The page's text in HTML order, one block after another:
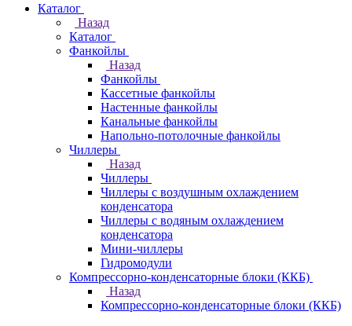
Каталог
Назад
Каталог
Фанкойлы
Назад
Фанкойлы
Кассетные фанкойлы
Настенные фанкойлы
Канальные фанкойлы
Напольно-потолочные фанкойлы
Чиллеры
Назад
Чиллеры
Чиллеры с воздушным охлаждением
конденсатора
Чиллеры с водяным охлаждением
конденсатора
Мини-чиллеры
Гидромодули
Компрессорно-конденсаторные блоки (ККБ)
Назад
Компрессорно-конденсаторные блоки (ККБ)